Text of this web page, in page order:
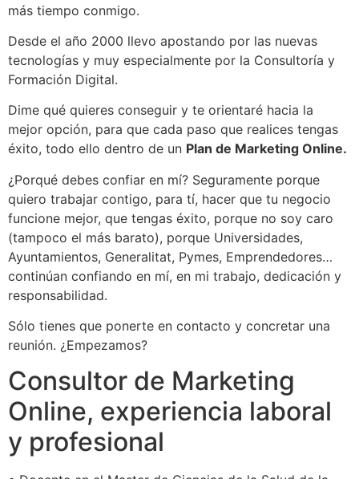
más tiempo conmigo.
Desde el año 2000 llevo apostando por las nuevas
tecnologías y muy especialmente por la Consultoría y
Formación Digital.
Dime qué quieres conseguir y te orientaré hacia la
mejor opción, para que cada paso que realices tengas
éxito, todo ello dentro de un Plan de Marketing Online.
¿Porqué debes confiar en mí? Seguramente porque
quiero trabajar contigo, para tí, hacer que tu negocio
funcione mejor, que tengas éxito, porque no soy caro
(tampoco el más barato), porque Universidades,
Ayuntamientos, Generalitat, Pymes, Emprendedores…
continúan confiando en mí, en mi trabajo, dedicación y
responsabilidad.
Sólo tienes que ponerte en contacto y concretar una
reunión. ¿Empezamos?
Consultor de Marketing
Online, experiencia laboral
y profesional